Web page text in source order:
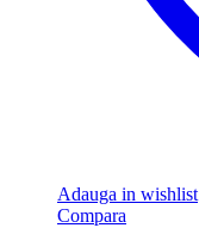
Adauga in wishlist
Compara